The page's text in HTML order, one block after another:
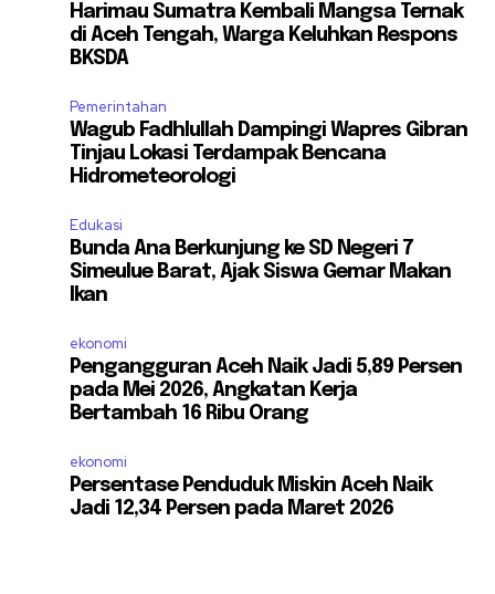
Harimau Sumatra Kembali Mangsa Ternak
di Aceh Tengah, Warga Keluhkan Respons
BKSDA
Pemerintahan
Wagub Fadhlullah Dampingi Wapres Gibran
Tinjau Lokasi Terdampak Bencana
Hidrometeorologi
Edukasi
Bunda Ana Berkunjung ke SD Negeri 7
Simeulue Barat, Ajak Siswa Gemar Makan
Ikan
ekonomi
Pengangguran Aceh Naik Jadi 5,89 Persen
pada Mei 2026, Angkatan Kerja
Bertambah 16 Ribu Orang
ekonomi
Persentase Penduduk Miskin Aceh Naik
Jadi 12,34 Persen pada Maret 2026